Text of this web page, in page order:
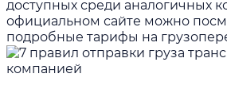
доступных среди аналогичных
официальном сайте можно
подробные тарифы на